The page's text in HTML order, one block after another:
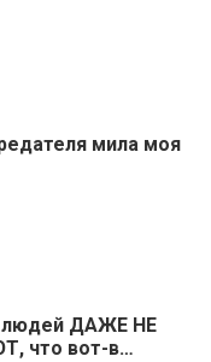
мила моя
людей ДАЖЕ НЕ
что вот-в…